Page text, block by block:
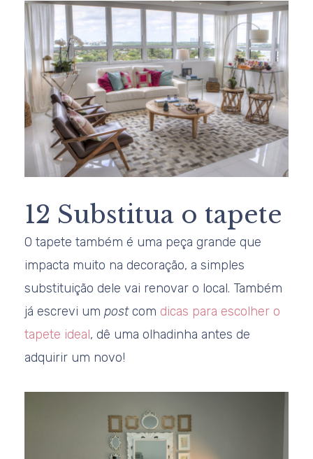
12 Substitua o tapete
O tapete também é uma peça grande que
impacta muito na decoração, a simples
substituição dele vai renovar o local. Também
já escrevi um postcom dicas para escolher o
tapete ideal, dê uma olhadinha antes de
adquirir um novo!